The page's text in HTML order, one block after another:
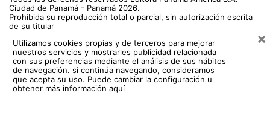
Ciudad de Panamá - Panamá 2026.
Prohibida su reproducción total o parcial, sin autorización escrita
de su titular
Utilizamos cookies propias y de terceros para mejorar
nuestros servicios y mostrarles publicidad relacionada
con sus preferencias mediante el análisis de sus hábitos
de navegación. si continúa navegando, consideramos
que acepta su uso. Puede cambiar la configuración u
obtener más información aquí
×